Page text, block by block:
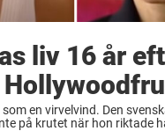
liv 16 år
en virvelvind. Den
på krutet när hon riktade